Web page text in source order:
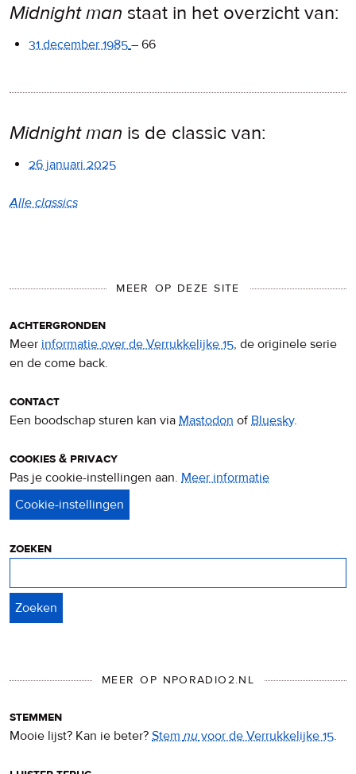
Midnight man staat in het overzicht van:
31 december 1985 – 66
Midnight man is de classic van:
26 januari 2025
Alle classics
MEER OP DEZE SITE
achtergronden
Meer informatie over de Verrukkelijke 15, de originele serie
en de come back.
contact
Een boodschap sturen kan via Mastodon ofBluesky.
cookies & privacy
Pas je cookie-instellingen aan. Meer informatie
zoeken
MEER OP NPORADIO2.NL
stemmen
Mooie lijst? Kan ie beter? Stemnuvoor de Verrukkelijke 15.